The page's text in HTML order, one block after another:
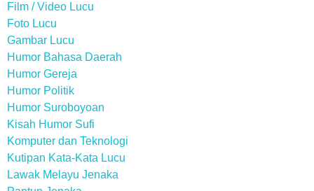
Film / Video Lucu
Foto Lucu
Gambar Lucu
Humor Bahasa Daerah
Humor Gereja
Humor Politik
Humor Suroboyoan
Kisah Humor Sufi
Komputer dan Teknologi
Kutipan Kata-Kata Lucu
Lawak Melayu Jenaka